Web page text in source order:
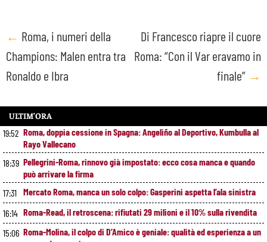
Post
navigation
← Roma, i numeri della
Champions: Malen entra tra
Ronaldo e Ibra
Di Francesco riapre il cuore
Roma: “Con il Var eravamo in
finale” →
ULTIM’ORA
19:52 Roma, doppia cessione in Spagna: Angeliño al Deportivo, Kumbulla al
Rayo Vallecano
18:39 Pellegrini-Roma, rinnovo già impostato: ecco cosa manca e quando
può arrivare la firma
17:31 Mercato Roma, manca un solo colpo: Gasperini aspetta l’ala sinistra
16:14 Roma-Read, il retroscena: rifiutati 29 milioni e il 10% sulla rivendita
15:06 Roma-Molina, il colpo di D’Amico è geniale: qualità ed esperienza a un